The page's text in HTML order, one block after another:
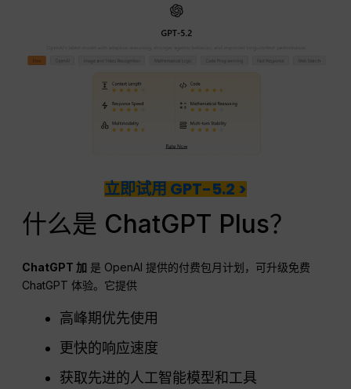
立即试用 GPT-5.2 >
什么是 ChatGPT Plus？
ChatGPT 加 是 OpenAI 提供的付费包月计划，可升级免费
ChatGPT 体验。它提供
高峰期优先使用
更快的响应速度
获取先进的人工智能模型和工具